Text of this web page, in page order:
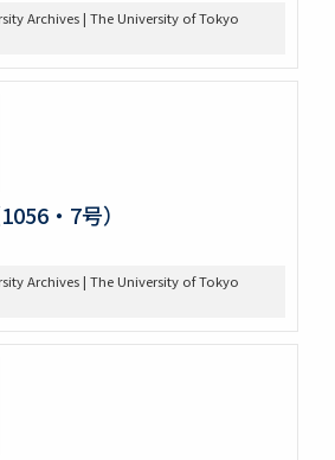
Archives | The University of Tokyo
・7号）
Archives | The University of Tokyo